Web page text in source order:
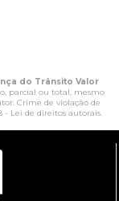
do Trânsito Valor
parcial ou total, mesmo
Crime de violação de
- Lei de direitos autorais